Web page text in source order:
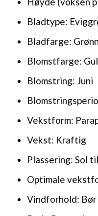
Bladtype:
Bladfarge: Grønn
Blomstfarge: Gul
Blomstring: Juni
Vekstform:
Vekst: Kraftig
Plassering: Sol
Optimale
Vindforhold: